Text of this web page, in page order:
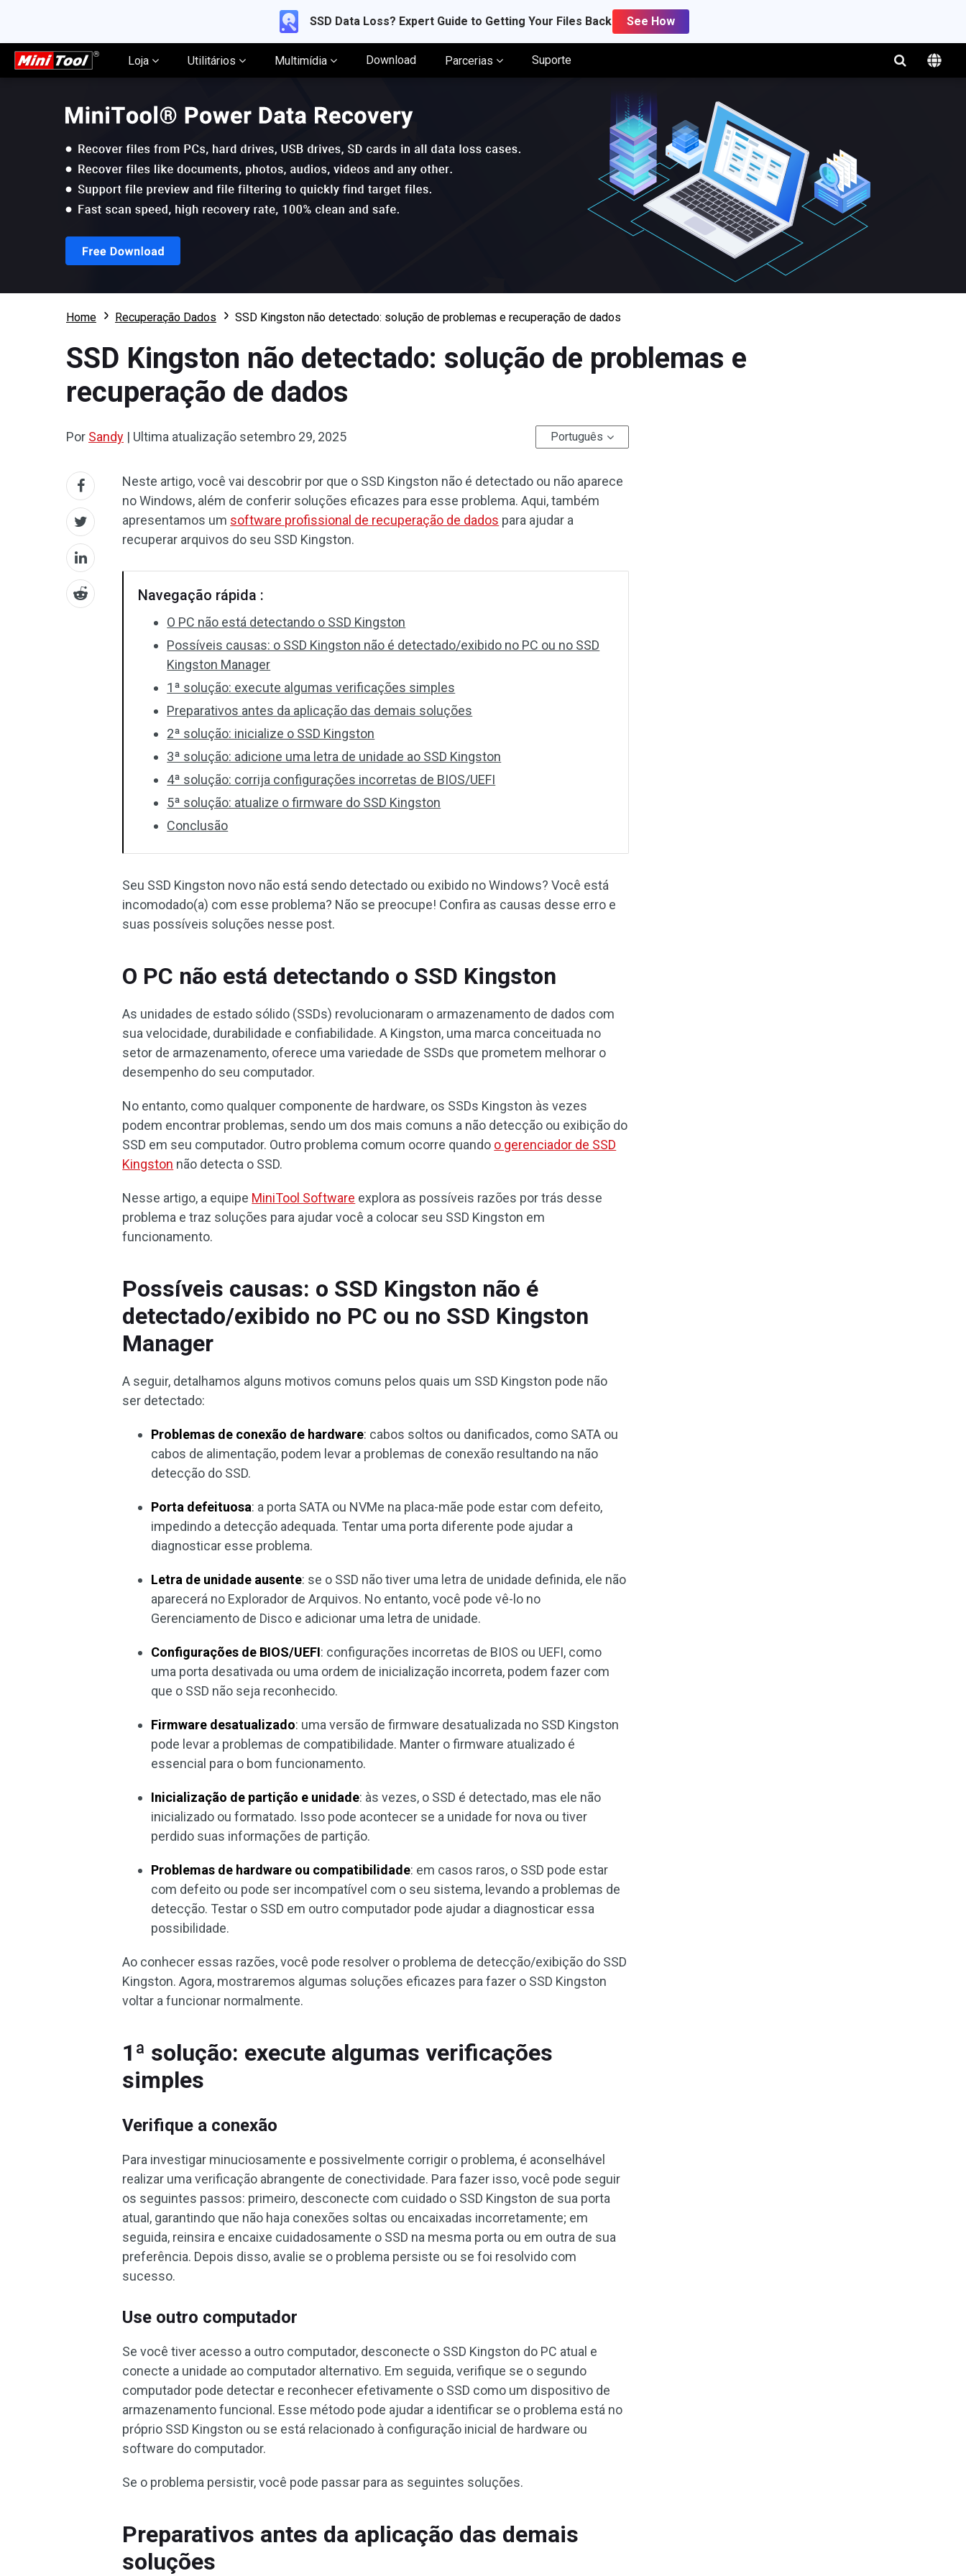
SSD Data Loss? Expert Guide to Getting Your Files Back See How
Loja Utilitários Multimídia Download Parcerias Suporte
Home Recuperação Dados SSD Kingston não detectado: solução de problemas e recuperação de dados
SSD Kingston não detectado: solução de problemas e
recuperação de dados
Por Sandy | Ultima atualização setembro 29, 2025 Português
Neste artigo, você vai descobrir por que o SSD Kingston não é detectado ou não aparece
no Windows, além de conferir soluções eficazes para esse problema. Aqui, também
apresentamos um software profissional de recuperação de dados para ajudar a
recuperar arquivos do seu SSD Kingston.
Navegação rápida :
O PC não está detectando o SSD Kingston
Possíveis causas: o SSD Kingston não é detectado/exibido no PC ou no SSD
Kingston Manager
1ª solução: execute algumas verificações simples
Preparativos antes da aplicação das demais soluções
2ª solução: inicialize o SSD Kingston
3ª solução: adicione uma letra de unidade ao SSD Kingston
4ª solução: corrija configurações incorretas de BIOS/UEFI
5ª solução: atualize o firmware do SSD Kingston
Conclusão
Seu SSD Kingston novo não está sendo detectado ou exibido no Windows? Você está
incomodado(a) com esse problema? Não se preocupe! Confira as causas desse erro e
suas possíveis soluções nesse post.
O PC não está detectando o SSD Kingston
As unidades de estado sólido (SSDs) revolucionaram o armazenamento de dados com
sua velocidade, durabilidade e confiabilidade. A Kingston, uma marca conceituada no
setor de armazenamento, oferece uma variedade de SSDs que prometem melhorar o
desempenho do seu computador.
No entanto, como qualquer componente de hardware, os SSDs Kingston às vezes
podem encontrar problemas, sendo um dos mais comuns a não detecção ou exibição do
SSD em seu computador. Outro problema comum ocorre quando o gerenciador de SSD
Kingston não detecta o SSD.
Nesse artigo, a equipe MiniTool Software explora as possíveis razões por trás desse
problema e traz soluções para ajudar você a colocar seu SSD Kingston em
funcionamento.
Possíveis causas: o SSD Kingston não é
detectado/exibido no PC ou no SSD Kingston
Manager
A seguir, detalhamos alguns motivos comuns pelos quais um SSD Kingston pode não
ser detectado:
Problemas de conexão de hardware: cabos soltos ou danificados, como SATA ou
cabos de alimentação, podem levar a problemas de conexão resultando na não
detecção do SSD.
Porta defeituosa: a porta SATA ou NVMe na placa-mãe pode estar com defeito,
impedindo a detecção adequada. Tentar uma porta diferente pode ajudar a
diagnosticar esse problema.
Letra de unidade ausente: se o SSD não tiver uma letra de unidade definida, ele não
aparecerá no Explorador de Arquivos. No entanto, você pode vê-lo no
Gerenciamento de Disco e adicionar uma letra de unidade.
Configurações de BIOS/UEFI: configurações incorretas de BIOS ou UEFI, como
uma porta desativada ou uma ordem de inicialização incorreta, podem fazer com
que o SSD não seja reconhecido.
Firmware desatualizado: uma versão de firmware desatualizada no SSD Kingston
pode levar a problemas de compatibilidade. Manter o firmware atualizado é
essencial para o bom funcionamento.
Inicialização de partição e unidade: às vezes, o SSD é detectado, mas ele não
inicializado ou formatado. Isso pode acontecer se a unidade for nova ou tiver
perdido suas informações de partição.
Problemas de hardware ou compatibilidade: em casos raros, o SSD pode estar
com defeito ou pode ser incompatível com o seu sistema, levando a problemas de
detecção. Testar o SSD em outro computador pode ajudar a diagnosticar essa
possibilidade.
Ao conhecer essas razões, você pode resolver o problema de detecção/exibição do SSD
Kingston. Agora, mostraremos algumas soluções eficazes para fazer o SSD Kingston
voltar a funcionar normalmente.
1ª solução: execute algumas verificações
simples
Verifique a conexão
Para investigar minuciosamente e possivelmente corrigir o problema, é aconselhável
realizar uma verificação abrangente de conectividade. Para fazer isso, você pode seguir
os seguintes passos: primeiro, desconecte com cuidado o SSD Kingston de sua porta
atual, garantindo que não haja conexões soltas ou encaixadas incorretamente; em
seguida, reinsira e encaixe cuidadosamente o SSD na mesma porta ou em outra de sua
preferência. Depois disso, avalie se o problema persiste ou se foi resolvido com
sucesso.
Use outro computador
Se você tiver acesso a outro computador, desconecte o SSD Kingston do PC atual e
conecte a unidade ao computador alternativo. Em seguida, verifique se o segundo
computador pode detectar e reconhecer efetivamente o SSD como um dispositivo de
armazenamento funcional. Esse método pode ajudar a identificar se o problema está no
próprio SSD Kingston ou se está relacionado à configuração inicial de hardware ou
software do computador.
Se o problema persistir, você pode passar para as seguintes soluções.
Preparativos antes da aplicação das demais
soluções